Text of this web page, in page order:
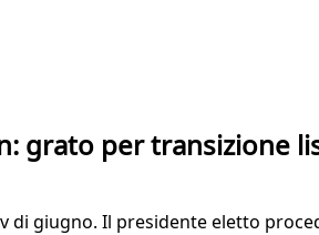
grato per transizione
giugno. Il presidente eletto